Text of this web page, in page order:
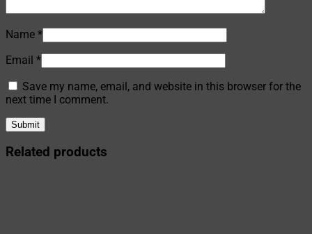
Name *
Email *
Save my name, email, and website in this browser for the
next time I comment.
Related products